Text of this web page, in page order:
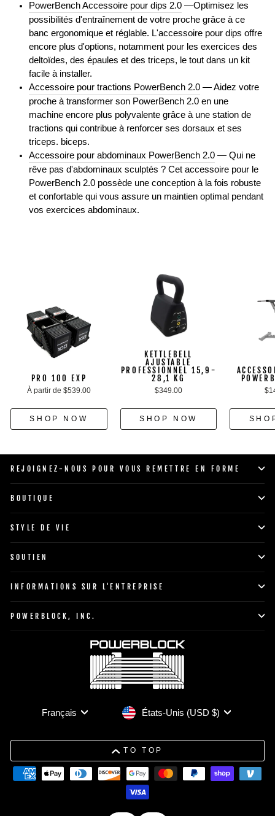
PowerBench Accessoire pour dips 2.0 —Optimisez les
possibilités d'entraînement de votre proche grâce à ce
banc ergonomique et réglable. L'accessoire pour dips offre
encore plus d'options, notamment pour les exercices des
deltoïdes, des épaules et des triceps, le tout dans un kit
facile à installer.
Accessoire pour tractions PowerBench 2.0 — Aidez votre
proche à transformer son PowerBench 2.0 en une
machine encore plus polyvalente grâce à une station de
tractions qui contribue à renforcer ses dorsaux et ses
triceps. biceps.
Accessoire pour abdominaux PowerBench 2.0 — Qui ne
rêve pas d'abdominaux sculptés ? Cet accessoire pour le
PowerBench 2.0 possède une conception à la fois robuste
et confortable qui vous assure un maintien optimal pendant
vos exercices abdominaux.
PRO 100 EXP
À partir de $539.00
SHOP NOW
KETTLEBELL
AJUSTABLE
PROFESSIONNEL 15,9-
28,1 KG
$349.00
SHOP NOW
REJOIGNEZ-NOUS POUR VOUS REMETTRE EN FORME
BOUTIQUE
STYLE DE VIE
SOUTIEN
INFORMATIONS SUR L'ENTREPRISE
POWERBLOCK, INC.
Langue
Français DeviseÉtats-Unis (USD $)
TO TOP